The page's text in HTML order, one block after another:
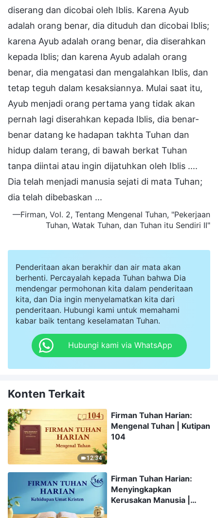
diserang dan dicobai oleh Iblis. Karena Ayub
adalah orang benar, dia dituduh dan dicobai Iblis;
karena Ayub adalah orang benar, dia diserahkan
kepada Iblis; dan karena Ayub adalah orang
benar, dia mengatasi dan mengalahkan Iblis, dan
tetap teguh dalam kesaksiannya. Mulai saat itu,
Ayub menjadi orang pertama yang tidak akan
pernah lagi diserahkan kepada Iblis, dia benar-
benar datang ke hadapan takhta Tuhan dan
hidup dalam terang, di bawah berkat Tuhan
tanpa diintai atau ingin dijatuhkan oleh Iblis ....
Dia telah menjadi manusia sejati di mata Tuhan;
dia telah dibebaskan ...
—Firman, Vol. 2, Tentang Mengenal Tuhan, "Pekerjaan
Tuhan, Watak Tuhan, dan Tuhan itu Sendiri II"
Penderitaan akan berakhir dan air mata akan
berhenti. Percayalah kepada Tuhan bahwa Dia
mendengar permohonan kita dalam penderitaan
kita, dan Dia ingin menyelamatkan kita dari
penderitaan. Hubungi kami untuk memahami
kabar baik tentang keselamatan Tuhan.
Hubungi kami via WhatsApp
Konten Terkait
12:34
Firman Tuhan Harian:
Mengenal Tuhan | Kutipan
104
Firman Tuhan Harian:
Menyingkapkan
Kerusakan Manusia |